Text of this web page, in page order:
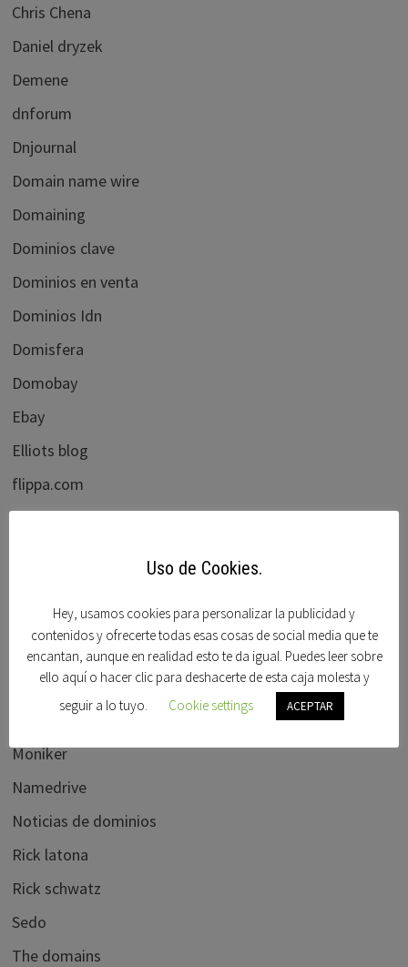
Chris Chena
Daniel dryzek
Demene
dnforum
Dnjournal
Domain name wire
Domaining
Dominios clave
Dominios en venta
Dominios Idn
Domisfera
Domobay
Ebay
Elliots blog
flippa.com
Foro beta
Godaddy
Hispanom
ICANN BLOG
Mercadonic
Moniker
Namedrive
Noticias de dominios
Rick latona
Rick schwatz
Sedo
The domains
Uso de Cookies.
Hey, usamos cookies para personalizar la publicidad y
contenidos y ofrecerte todas esas cosas de social media que te
encantan, aunque en realidad esto te da igual. Puedes leer sobre
ello aquí o hacer clic para deshacerte de esta caja molesta y
seguir a lo tuyo.
Cookie settings ACEPTAR